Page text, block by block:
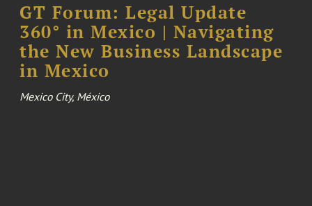
GT Forum: Legal Update
360° in Mexico | Navigating
the New Business Landscape
in Mexico
Mexico City, México